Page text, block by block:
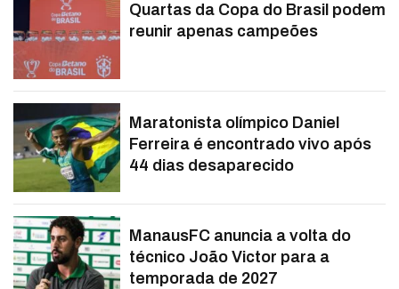
Quartas da Copa do Brasil podem
reunir apenas campeões
Maratonista olímpico Daniel
Ferreira é encontrado vivo após
44 dias desaparecido
ManausFC anuncia a volta do
técnico João Victor para a
temporada de 2027